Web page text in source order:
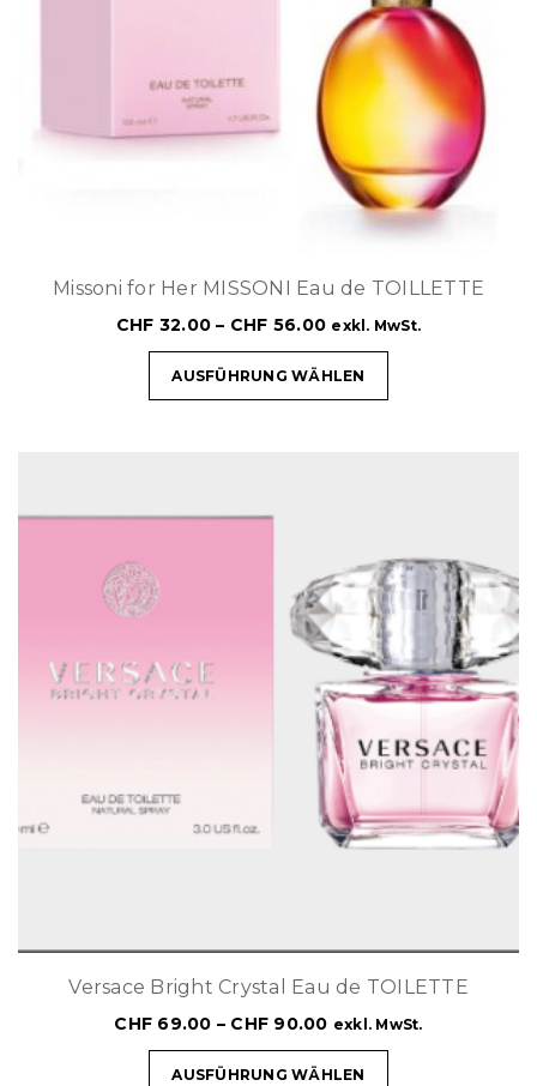
Missoni for Her MISSONI Eau de TOILLETTE
CHF 32.00 – CHF 56.00 exkl. MwSt.
AUSFÜHRUNG WÄHLEN
Versace Bright Crystal Eau de TOILETTE
CHF 69.00 – CHF 90.00 exkl. MwSt.
AUSFÜHRUNG WÄHLEN